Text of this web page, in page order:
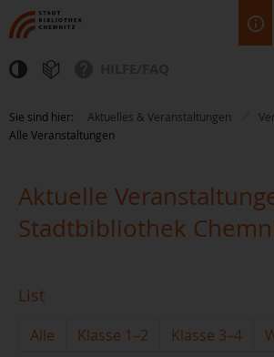
Finden Sie Informationen, Bücher, CDs & DVDs,
Zeitschriften und vieles mehr...
Sie sind hier: Aktuelles & Veranstaltungen
Alle Veranstaltungen
Aktuelle
Stadtbibliothek
List
Alle Klasse 1–2 Klasse 3–4